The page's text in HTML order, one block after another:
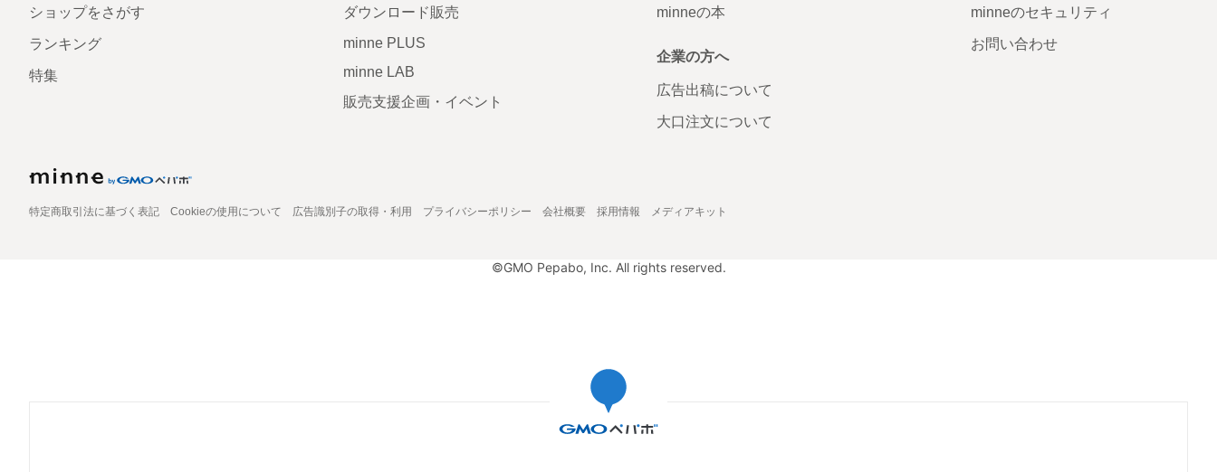
ショップをさがす
ランキング
特集
ダウンロード販売
minne PLUS
minne LAB
販売支援企画・イベント
minneの本
企業の方へ
広告出稿について
大口注文について
minneのセキュリティ
お問い合わせ
特定商取引法に基づく表記 Cookieの使用について 広告識別子の取得・利用 プライバシーポリシー 会社概要 採用情報 メディアキット
©GMO Pepabo, Inc. All rights reserved.